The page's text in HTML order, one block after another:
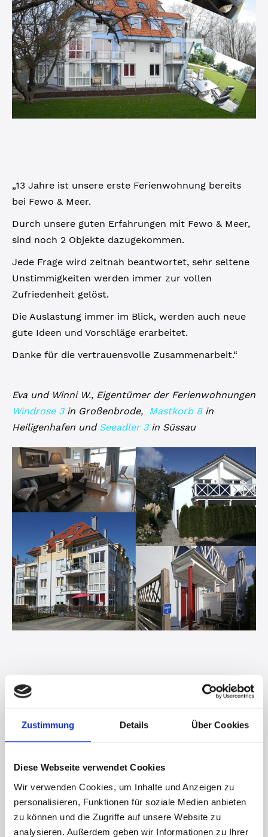
Zustimmung Details Über Cookies
Diese Webseite verwendet Cookies
Wir verwenden Cookies, um Inhalte und Anzeigen zu
personalisieren, Funktionen für soziale Medien anbieten
zu können und die Zugriffe auf unsere Website zu
analysieren. Außerdem geben wir Informationen zu Ihrer
„13 Jahre ist unsere erste Ferienwohnung bereits
bei Fewo & Meer.
Durch unsere guten Erfahrungen mit Fewo & Meer,
sind noch 2 Objekte dazugekommen.
Jede Frage wird zeitnah beantwortet, sehr seltene
Unstimmigkeiten werden immer zur vollen
Zufriedenheit gelöst.
Die Auslastung immer im Blick, werden auch neue
gute Ideen und Vorschläge erarbeitet.
Danke für die vertrauensvolle Zusammenarbeit.“
Eva und Winni W., Eigentümer der Ferienwohnungen
Windrose 3in Großenbrode, Mastkorb 8in
Heiligenhafen und Seeadler 3in Süssau
„Herzlichen Dank für das Rundum-Sorglos-Paket
Ferienwohnungen im Nino Boardinghouse in
Nordhorn. Die reibungslose Abwicklung und die
freundliche, kompetente Betreuung macht Fewo &
Ruth und Wolfgang R., Eigentümerin der
Ferienwohnungen